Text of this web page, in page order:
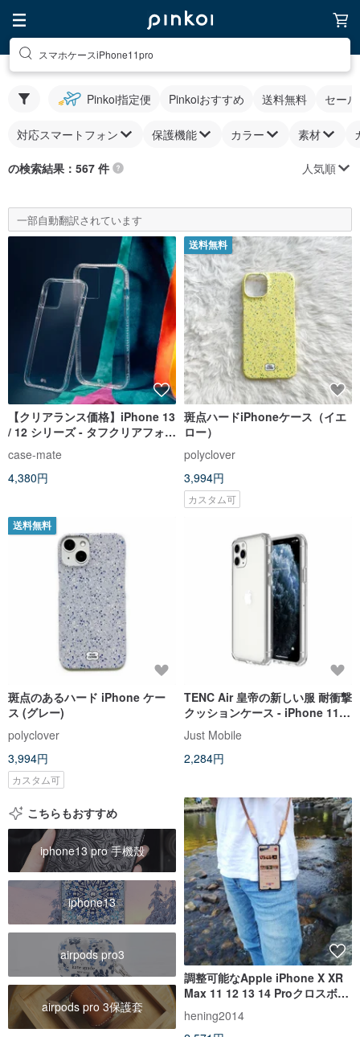
スマホケースiPhone11pro
Pinkoi指定便 Pinkoiおすすめ 送料無料 セー
対応スマートフォン 保護機能 カラー 素材
の検索結果：567 件 人気順
一部自動翻訳されています
【クリアランス価格】iPhone 13
/ 12 シリーズ - タフクリアフォン
case-mate
4,380円
送料無料
斑点ハードiPhoneケース（イエ
ロー）
polyclover
3,994円
カスタム可
送料無料
斑点のあるハード iPhone ケー
ス (グレー)
polyclover
3,994円
カスタム可
TENC Air 皇帝の新しい服 耐衝撃
クッションケース - iPhone 11
Pro (5.8インチ)
Just Mobile
2,284円
こちらもおすすめ
iphone13 pro 手機殼
iphone13
airpods pro3
airpods pro 3保護套
調整可能なApple iPhone X XR
Max 11 12 13 14 Proクロスボデ
ィケース
hening2014